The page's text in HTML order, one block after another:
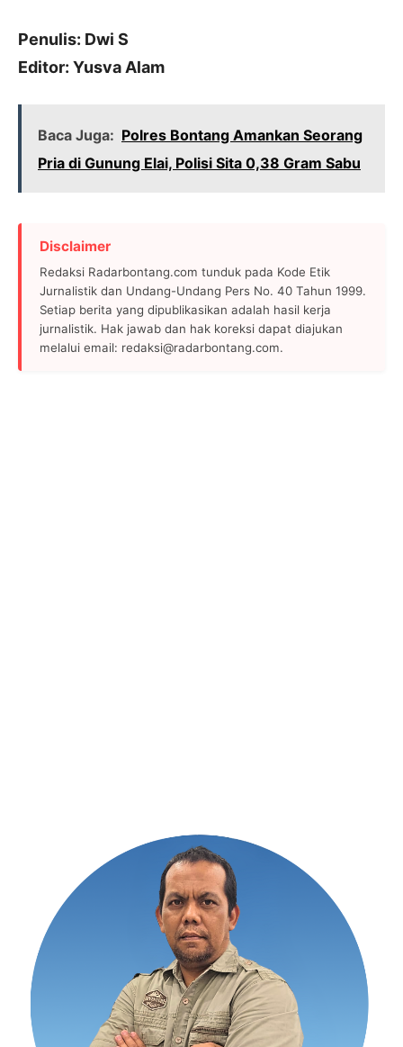
Penulis: Dwi S
Editor: Yusva Alam
Baca Juga: Polres Bontang Amankan Seorang
Pria di Gunung Elai, Polisi Sita 0,38 Gram Sabu
Disclaimer
Redaksi Radarbontang.com tunduk pada Kode Etik
Jurnalistik dan Undang-Undang Pers No. 40 Tahun 1999.
Setiap berita yang dipublikasikan adalah hasil kerja
jurnalistik. Hak jawab dan hak koreksi dapat diajukan
melalui email: redaksi@radarbontang.com.